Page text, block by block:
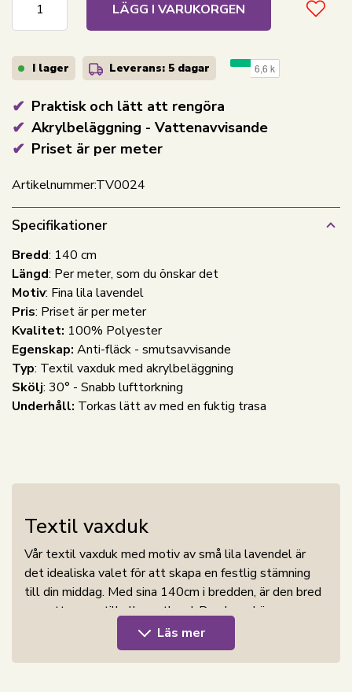
Praktisk och lätt att rengöra
Akrylbeläggning - Vattenavvisande
Priset är per meter
LÄGG I VARUKORGEN
I lager Leverans: 5 dagar
Artikelnummer:TV0024
Specifikationer
Bredd: 140 cm
Längd: Per meter, som du önskar det
Motiv: Fina lila lavendel
Pris: Priset är per meter
Kvalitet: 100% Polyester
Egenskap: Anti-fläck - smutsavvisande
Typ: Textil vaxduk med akrylbeläggning
Skölj: 30° - Snabb lufttorkning
Underhåll: Torkas lätt av med en fuktig trasa
Textil vaxduk
Vår textil vaxduk med motiv av små lila lavendel är
det idealiska valet för att skapa en festlig stämning
till din middag. Med sina 140cm i bredden, är den bred
nog att passa till alla matbord. Den kan skäras per
meter som du önskar det.
akrylbeläggningär den perfekta
lösningen, då akrylbeläggningen ger duken en
Läs mer